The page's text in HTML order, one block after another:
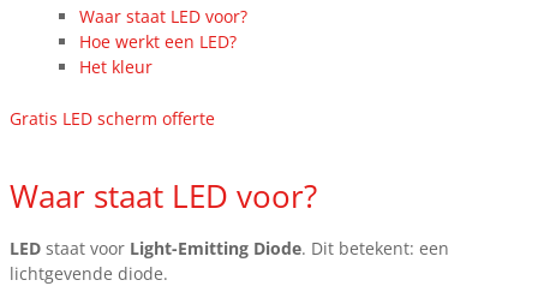
Waar staat LED voor?
Hoe werkt een LED?
Het kleur
Gratis LED scherm offerte
Waar staat LED voor?
LED staat voor Light-Emitting Diode. Dit betekent: een
lichtgevende diode.